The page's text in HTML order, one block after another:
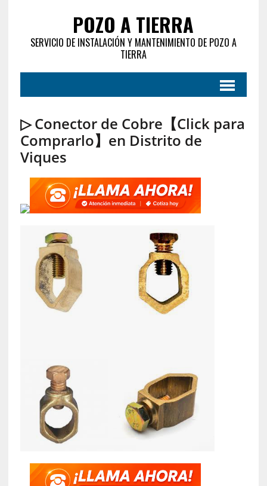
POZO A TIERRA
SERVICIO DE INSTALACIÓN Y MANTENIMIENTO DE POZO A
TIERRA
▷ Conector de Cobre【Click para
Comprarlo】en Distrito de
Viques